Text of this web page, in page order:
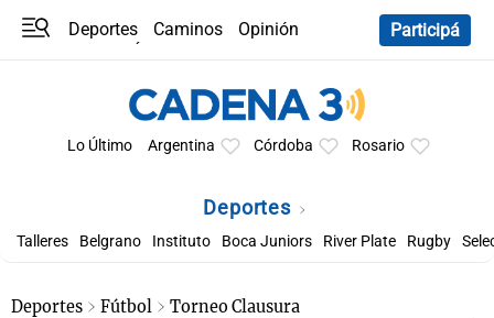
Deportes Caminos
Opinión
Participá
Lo Último Argentina Córdoba Rosario
Deportes
Talleres Belgrano Instituto Boca Juniors River Plate Rugby
Deportes Fútbol Torneo Clausura